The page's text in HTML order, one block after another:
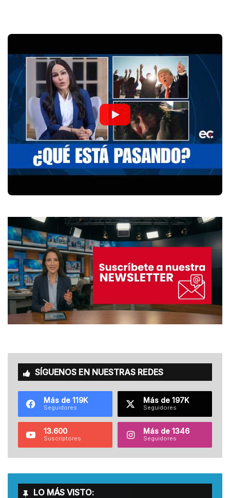
SÍGUENOS EN NUESTRAS REDES
Más de 119K
Seguidores
Más de 197K
Seguidores
13.600
Suscriptores
Más de 1346
Seguidores
LO MÁS VISTO: